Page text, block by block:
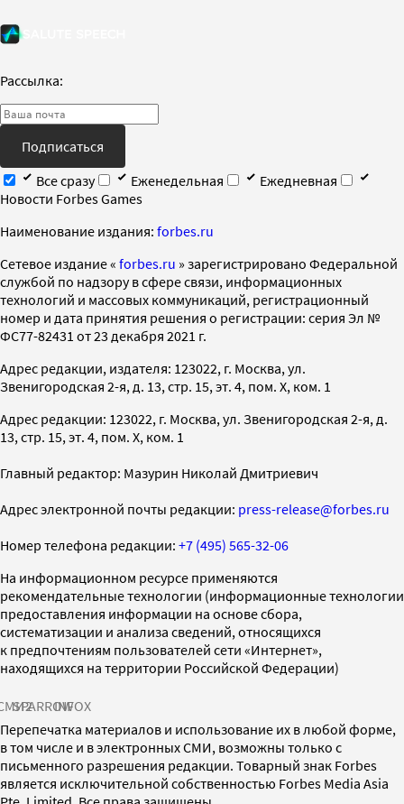
Рассылка:
Подписаться
Все сразу
Еженедельная
Ежедневная
Новости Forbes Games
Наименование издания: forbes.ru
Cетевое издание « forbes.ru » зарегистрировано Федеральной
службой по надзору в сфере связи, информационных
технологий и массовых коммуникаций, регистрационный
номер и дата принятия решения о регистрации: серия Эл №
ФС77-82431 от 23 декабря 2021 г.
Адрес редакции, издателя: 123022, г. Москва, ул.
Звенигородская 2-я, д. 13, стр. 15, эт. 4, пом. X, ком. 1
Адрес редакции: 123022, г. Москва, ул. Звенигородская 2-я, д.
13, стр. 15, эт. 4, пом. X, ком. 1
Главный редактор: Мазурин Николай Дмитриевич
Адрес электронной почты редакции: press-release@forbes.ru
Номер телефона редакции: +7 (495) 565-32-06
На информационном ресурсе применяются
рекомендательные технологии (информационные технологии
предоставления информации на основе сбора,
систематизации и анализа сведений, относящихся
к предпочтениям пользователей сети «Интернет»,
находящихся на территории Российской Федерации)
SPARROWINFOX
Перепечатка материалов и использование их в любой форме,
в том числе и в электронных СМИ, возможны только с
письменного разрешения редакции. Товарный знак Forbes
является исключительной собственностью Forbes Media Asia